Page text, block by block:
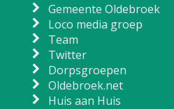
Gemeente Oldebroek
Loco media groep
Team
Twitter
Dorpsgroepen
Oldebroek.net
Huis aan Huis